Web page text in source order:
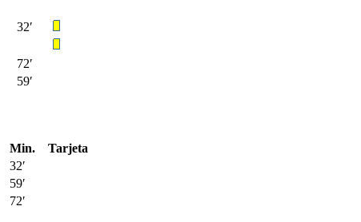
32′
72′
59′
Min.
Tarjeta
32′
59′
72′